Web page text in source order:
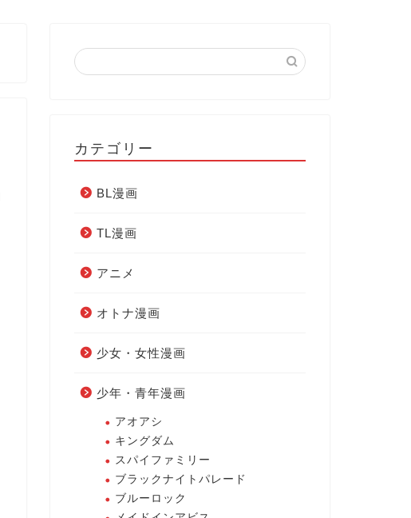
カテゴリー
BL漫画
TL漫画
アニメ
オトナ漫画
少女・女性漫画
少年・青年漫画
アオアシ
キングダム
スパイファミリー
ブラックナイトパレード
ブルーロック